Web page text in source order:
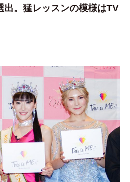
出。猛レッスンの模様はTV